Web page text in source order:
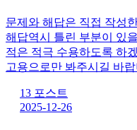
문제와 해답은 직접 작성
해답역시 틀린 부분이 있
적은 적극 수용하도록 하
고용으로만 봐주시길 바
13 포스트
2025-12-26